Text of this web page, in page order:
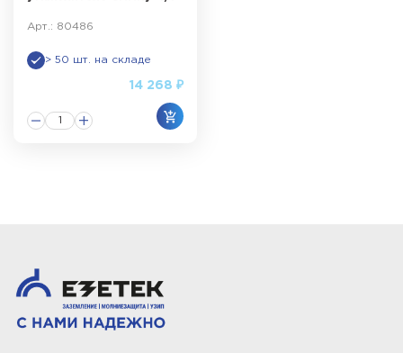
Арт.: 80486
> 50 шт. на складе
14 268 ₽